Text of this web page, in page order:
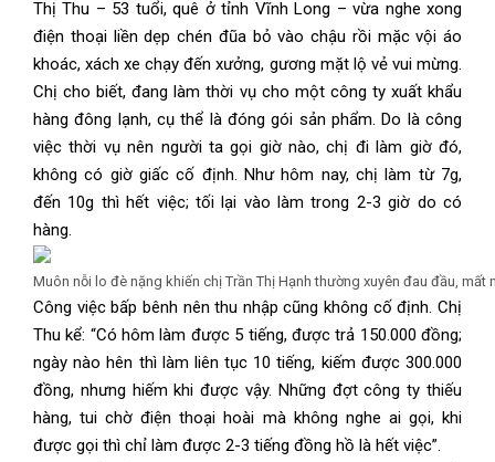
Thị Thu – 53 tuổi, quê ở tỉnh Vĩnh Long – vừa nghe xong
điện thoại liền dẹp chén đũa bỏ vào chậu rồi mặc vội áo
khoác, xách xe chạy đến xưởng, gương mặt lộ vẻ vui mừng.
Chị cho biết, đang làm thời vụ cho một công ty xuất khẩu
hàng đông lạnh, cụ thể là đóng gói sản phẩm. Do là công
việc thời vụ nên người ta gọi giờ nào, chị đi làm giờ đó,
không có giờ giấc cố định. Như hôm nay, chị làm từ 7g,
đến 10g thì hết việc; tối lại vào làm trong 2-3 giờ do có
hàng.
Muôn nỗi lo đè nặng khiến chị Trần Thị Hạnh thường xuyên đau đầu, mất
Công việc bấp bênh nên thu nhập cũng không cố định. Chị
Thu kể: “Có hôm làm được 5 tiếng, được trả 150.000 đồng;
ngày nào hên thì làm liên tục 10 tiếng, kiếm được 300.000
đồng, nhưng hiếm khi được vậy. Những đợt công ty thiếu
hàng, tui chờ điện thoại hoài mà không nghe ai gọi, khi
được gọi thì chỉ làm được 2-3 tiếng đồng hồ là hết việc”.